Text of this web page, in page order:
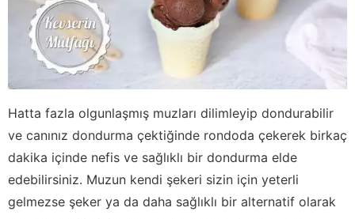
Hatta fazla olgunlaşmış muzları dilimleyip dondurabilir
ve canınız dondurma çektiğinde rondoda çekerek birkaç
dakika içinde nefis ve sağlıklı bir dondurma elde
edebilirsiniz. Muzun kendi şekeri sizin için yeterli
gelmezse şeker ya da daha sağlıklı bir alternatif olarak